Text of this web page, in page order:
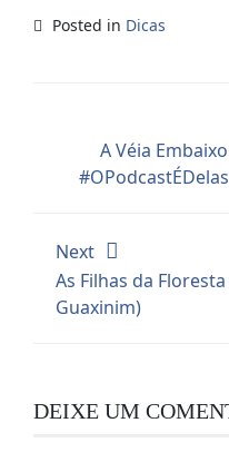
Posted in Dicas
A Véia
Next
As Filhas da
Guaxinim)
DEIXE UM